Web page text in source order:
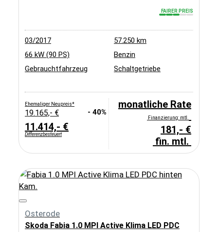
FAIRER PREIS
03/2017
57.250 km
66 kW (90 PS)
Benzin
Gebrauchtfahrzeug
Schaltgetriebe
Ehemaliger Neupreis*
19.165,- € - 40%
11.414,- €
Differenzbesteuert
monatliche Rate
Finanzierung: mtl.
181,- €
fin. mtl.
Osterode
Skoda Fabia 1.0 MPI Active Klima LED PDC